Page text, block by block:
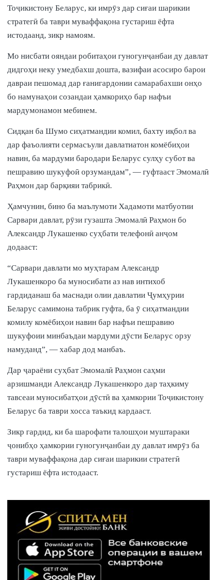
Тоҷикистону Беларус, ки имрӯз дар сиғаи шарикии
стратегӣ ба таври муваффақона густариш ёфта
истодаанд, зикр намоям.
Мо нисбати ояндаи робитаҳои гуногунҷанбаи ду давлат
дидгоҳи неку умедбахш дошта, вазифаи асосиро барои
давраи пешомад дар ғанигардонии самарабахши онҳо
бо намунаҳои созандаи ҳамкориҳо бар нафъи
мардумонамон мебинем.
Сидқан ба Шумо сиҳатмандии комил, бахту иқбол ва
дар фаъолияти сермасъули давлатиатон комёбиҳои
навин, ба мардуми бародари Беларус сулҳу субот ва
пешравию шукуфоӣ орзумандам”, — гуфтааст Эмомалӣ
Раҳмон дар барқияи табрикӣ.
Ҳамчунин, бино ба маълумоти Хадамоти матбуотии
Сарвари давлат, рӯзи гузашта Эмомалӣ Раҳмон бо
Александр Лукашенко суҳбати телефонӣ анҷом
додааст:
“Сарвари давлати мо муҳтарам Александр
Лукашенкоро ба муносибати аз нав интихоб
гардиданаш ба маснади олии давлатии Ҷумҳурии
Беларус самимона табрик гуфта, ба ӯ сиҳатмандии
комилу комёбиҳои навин бар нафъи пешравию
шукуфоии минбаъдаи мардуми дӯсти Беларус орзу
намуданд”, — хабар дод манбаъ.
Дар ҷараёни суҳбат Эмомалӣ Раҳмон саҳми
арзишманди Александр Лукашенкоро дар таҳкиму
тавсеаи муносибатҳои дӯстӣ ва ҳамкории Тоҷикистону
Беларус ба таври хосса таъкид кардааст.
Зикр гардид, ки ба шарофати талошҳои муштараки
ҷонибҳо ҳамкории гуногунҷанбаи ду давлат имрӯз ба
таври муваффақона дар сиғаи шарикии стратегӣ
густариш ёфта истодааст.